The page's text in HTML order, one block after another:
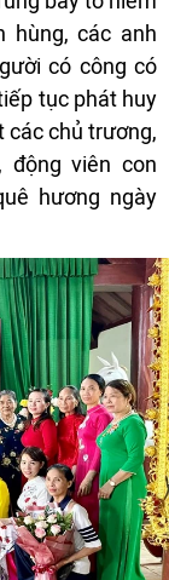
hùng, các anh
có công có
tục phát huy
các chủ trương,
động viên con
hương ngày